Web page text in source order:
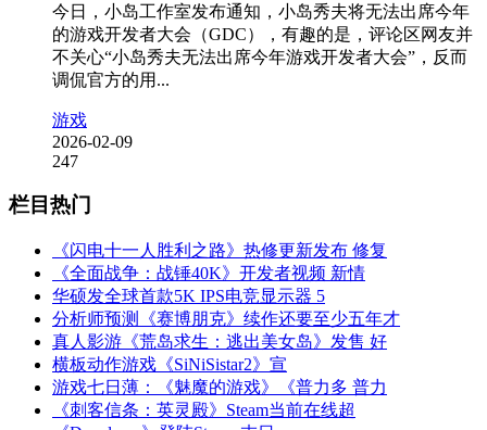
今日，小岛工作室发布通知，小岛秀夫将无法出席今年
的游戏开发者大会（GDC），有趣的是，评论区网友并
不关心“小岛秀夫无法出席今年游戏开发者大会”，反而
调侃官方的用...
游戏
2026-02-09
247
栏目热门
《闪电十一人胜利之路》热修更新发布 修复
《全面战争：战锤40K》开发者视频 新情
华硕发全球首款5K IPS电竞显示器 5
分析师预测《赛博朋克》续作还要至少五年才
真人影游《荒岛求生：逃出美女岛》发售 好
横板动作游戏《SiNiSistar2》宣
游戏七日薄：《魅魔的游戏》《普力多 普力
《刺客信条：英灵殿》Steam当前在线超